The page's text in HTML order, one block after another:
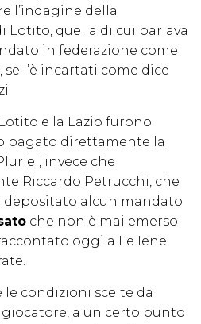
l’indagine della
Lotito, quella di cui parlava
in federazione come
l’è incartati come dice
e la Lazio furono
pagato direttamente la
invece che
Riccardo Petrucchi, che
depositato alcun mandato
che non è mai emerso
oggi a Le Iene
le condizioni scelte da
a un certo punto